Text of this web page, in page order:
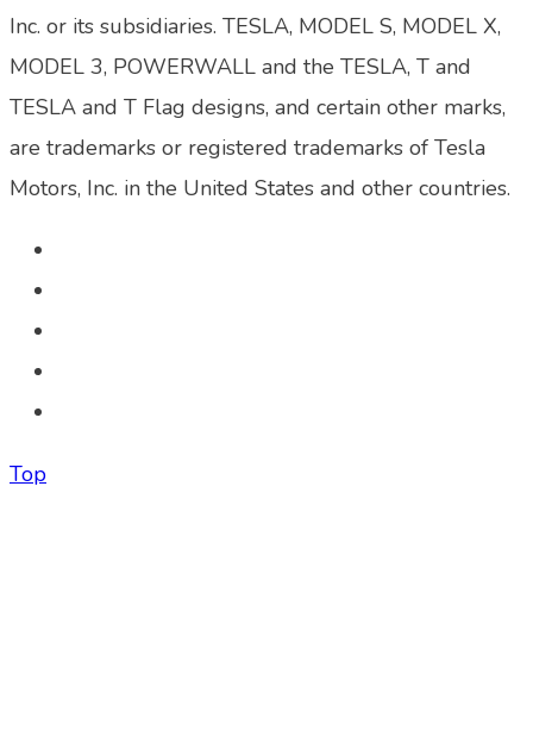
Inc. or its subsidiaries. TESLA, MODEL S, MODEL X,
MODEL 3, POWERWALL and the TESLA, T and
TESLA and T Flag designs, and certain other marks,
are trademarks or registered trademarks of Tesla
Motors, Inc. in the United States and other countries.
Top